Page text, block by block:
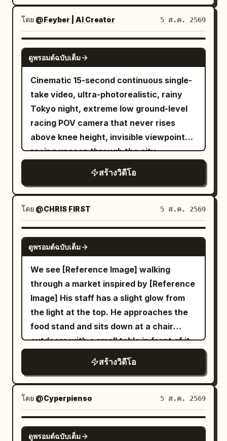
motion while sparks and digital particles
float around him. Hollywood-level
cinematic lighting.
โดย @Feyber | AI Creator 5 ส.ค. 2569
SEEDANCE 2.0
ดูพรอมต์ฉบับเต็ม
Cinematic 15-second continuous single-
take video, ultra-photorealistic, rainy
Tokyo night, extreme low ground-level
racing POV camera that never rises
above knee height, invisible viewpoint
racing unseen through the city,
seamless fluid transitions, no cuts, no
jump cuts. Wet reflective asphalt and
tiles glowing with neon reflections,
cinematic volumetric neon lighting,
shallow depth of field with selective
focus, subtle film grain, high dynamic
range, 1280x720 or 1920x1080, 24fps,
dynamic motion blur on fast movement.
0-3s: Extreme low-angle racing forward
across wet reflective tiled Shibuya
scramble crossing at night. Silhouetted
legs and umbrellas of pedestrians stride
past, giant glowing LED billboards and
neon signs (Japanese text, H&M style)
illuminate the rain-slicked ground with
blue-red-orange reflections. Camera
skims just above the pavement. 3-6s:
Seamless plunge into darkness under a
large black wet umbrella, extreme close-
up of the fabric underside and metal ribs
สร้างวิดีโอ
โดย @CHRIS FIRST 5 ส.ค. 2569
SEEDANCE-2.5
ดูพรอมต์ฉบับเต็ม
We see [Reference Image] walking
through a market inspired by [Reference
Image] His staff has a slight glow from
the light at the top. He approaches the
food stand and sits down at a chair
outdoors with a small table in front of it
and he sit down. The robot server hands
him a bowl of ramen and says in a
robotic voice, "Welcome back Kantor."
and it is placed on the table in front of
him and the man eats.
สร้างวิดีโอ
โดย @Cyperpienso 5 ส.ค. 2569
GROK IMAGINE
ดูพรอมต์ฉบับเต็ม